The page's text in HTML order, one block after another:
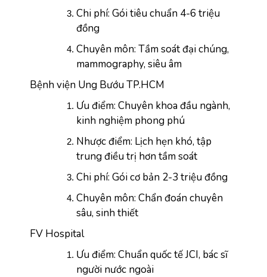
Chi phí: Gói tiêu chuẩn 4-6 triệu
đồng
Chuyên môn: Tầm soát đại chúng,
mammography, siêu âm
Bệnh viện Ung Bướu TP.HCM
Ưu điểm: Chuyên khoa đầu ngành,
kinh nghiệm phong phú
Nhược điểm: Lịch hẹn khó, tập
trung điều trị hơn tầm soát
Chi phí: Gói cơ bản 2-3 triệu đồng
Chuyên môn: Chẩn đoán chuyên
sâu, sinh thiết
FV Hospital
Ưu điểm: Chuẩn quốc tế JCI, bác sĩ
người nước ngoài